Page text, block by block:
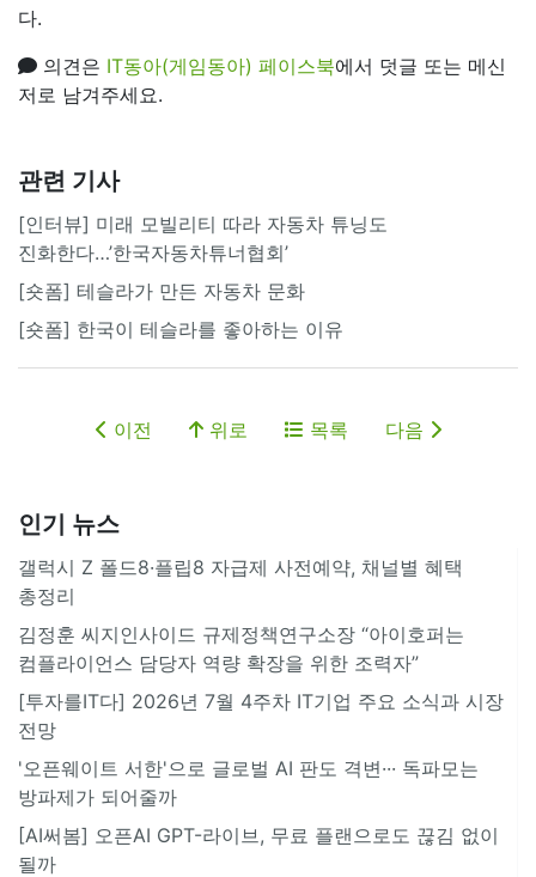
다.
의견은 IT동아(게임동아) 페이스북에서 덧글 또는 메신
저로 남겨주세요.
관련 기사
[인터뷰] 미래 모빌리티 따라 자동차 튜닝도
진화한다…’한국자동차튜너협회’
[숏폼] 테슬라가 만든 자동차 문화
[숏폼] 한국이 테슬라를 좋아하는 이유
이전 위로 목록 다음
인기 뉴스
갤럭시 Z 폴드8·플립8 자급제 사전예약, 채널별 혜택
총정리
김정훈 씨지인사이드 규제정책연구소장 “아이호퍼는
컴플라이언스 담당자 역량 확장을 위한 조력자”
[투자를IT다] 2026년 7월 4주차 IT기업 주요 소식과 시장
전망
'오픈웨이트 서한'으로 글로벌 AI 판도 격변··· 독파모는
방파제가 되어줄까
[AI써봄] 오픈AI GPT-라이브, 무료 플랜으로도 끊김 없이
될까